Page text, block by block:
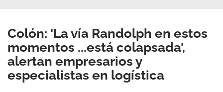
Colón: 'La vía Randolph en estos
momentos ...está colapsada',
alertan empresarios y
especialistas en logística